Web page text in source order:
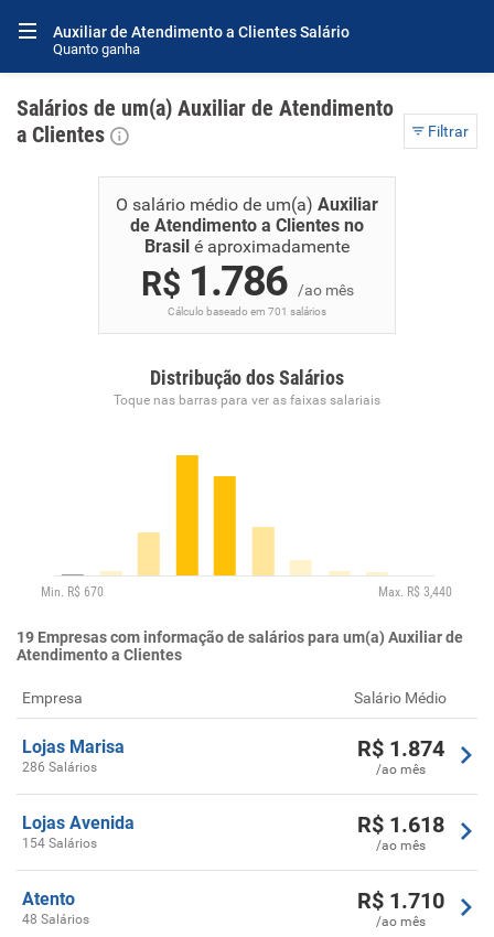
Auxiliar de Atendimento a Clientes Salário
Quanto ganha
Salários de um(a) Auxiliar de Atendimento
a Clientes
Filtrar
O salário médio de um(a) Auxiliar
de Atendimento a Clientes no
Brasil é aproximadamente
R$ 1.786 /ao mês
Cálculo baseado em 701 salários
Distribução dos Salários
Toque nas barras para ver as faixas salariais
19 Empresas com informação de salários para um(a) Auxiliar de
Atendimento a Clientes
Empresa Salário Médio
Lojas Marisa
286 Salários
R$1.874
/ao mês
Lojas Avenida
154 Salários
R$1.618
/ao mês
Atento
48 Salários
R$1.710
/ao mês